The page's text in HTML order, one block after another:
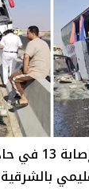
بالأسماء..
بالشرقية